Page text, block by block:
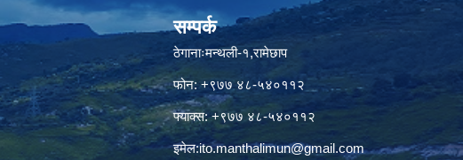
सम्पर्क
ठेगानाःमन्थली-१,रामेछाप
फोन: +९७७ ४८-५४०११२
फ्याक्स: +९७७ ४८-५४०११२
इमेल:ito.manthalimun@gmail.com